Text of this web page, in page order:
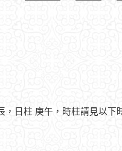
，日柱 庚午，時柱請見以下